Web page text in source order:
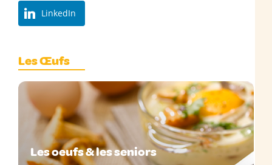
LinkedIn
Les Œufs
Les oeufs & les seniors